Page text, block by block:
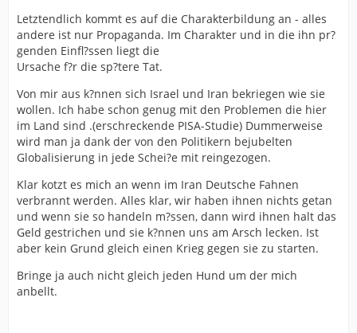
Letztendlich kommt es auf die Charakterbildung an - alles
andere ist nur Propaganda. Im Charakter und in die ihn pr?
genden Einfl?ssen liegt die
Ursache f?r die sp?tere Tat.
Von mir aus k?nnen sich Israel und Iran bekriegen wie sie
wollen. Ich habe schon genug mit den Problemen die hier
im Land sind .(erschreckende PISA-Studie) Dummerweise
wird man ja dank der von den Politikern bejubelten
Globalisierung in jede Schei?e mit reingezogen.
Klar kotzt es mich an wenn im Iran Deutsche Fahnen
verbrannt werden. Alles klar, wir haben ihnen nichts getan
und wenn sie so handeln m?ssen, dann wird ihnen halt das
Geld gestrichen und sie k?nnen uns am Arsch lecken. Ist
aber kein Grund gleich einen Krieg gegen sie zu starten.
Bringe ja auch nicht gleich jeden Hund um der mich
anbellt.